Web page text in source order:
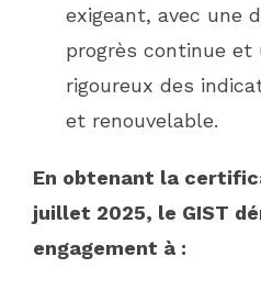
exigeant, avec une
progrès continue et
rigoureux des
et renouvelable.
En obtenant la
juillet 2025, le GIST
engagement à :